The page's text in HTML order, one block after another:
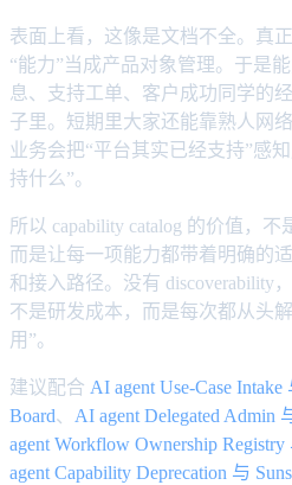
表面上看，这像是文档不全。真
“能力”当成产品对象管理。于是
息、支持工单、客户成功同学的
子里。短期里大家还能靠熟人网
业务会把“平台其实已经支持”感
持什么”。
所以 capability catalog 的价值，
而是让每一项能力都带着明确的
和接入路径。没有 discoverability
不是研发成本，而是每次都从头
用”。
建议配合 AI agent Use-Case
Board、 AI agent Delegated Admin
agent Workflow Ownership Registry
agent Capability Deprecation 与